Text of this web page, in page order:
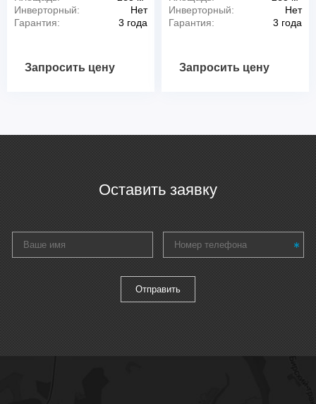
Инверторный:
Нет
Гарантия:
3 года
Запросить цену
Инверторный:
Нет
Гарантия:
3 года
Запросить цену
Оставить заявку